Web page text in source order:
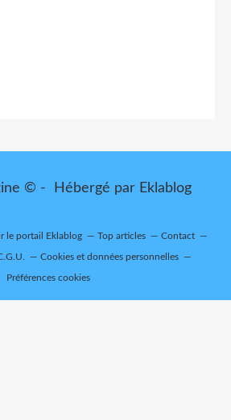
© - Hébergé par Eklablog
le portail Eklablog Top articles Contact
Cookies et données personnelles
Préférences cookies